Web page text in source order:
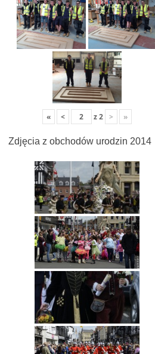
« < z2 > »
Zdjęcia z obchodów urodzin 2014